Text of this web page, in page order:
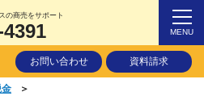
の商売をサポート
MENU
お問い合わせ 資料請求
金
＞